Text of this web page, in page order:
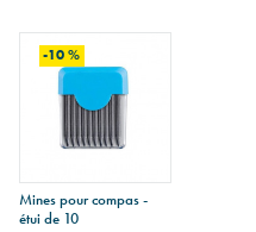
-10 %
Mines pour compas -
étui de 10